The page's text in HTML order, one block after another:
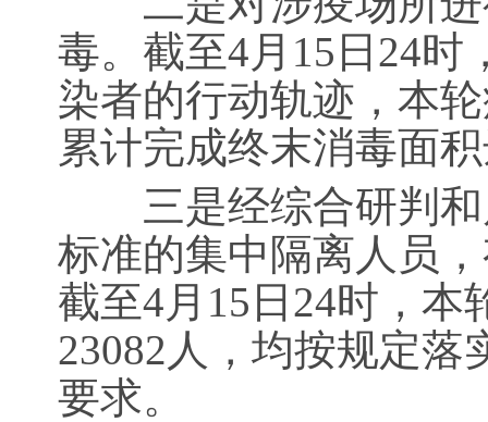
毒。截至4月15日24时
染者的行动轨迹，本
累计完成终末消毒面
三是经综合研判和
标准的集中隔离人员
截至4月15日24时，
23082人，均按规定
要求。